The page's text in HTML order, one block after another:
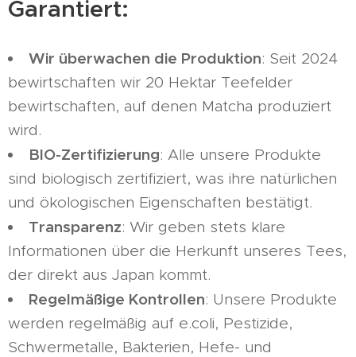
Garantiert:
Wir überwachen die Produktion: Seit 2024
bewirtschaften wir 20 Hektar Teefelder
bewirtschaften, auf denen Matcha produziert
wird.
BIO-Zertifizierung: Alle unsere Produkte
sind biologisch zertifiziert, was ihre natürlichen
und ökologischen Eigenschaften bestätigt.
Transparenz: Wir geben stets klare
Informationen über die Herkunft unseres Tees,
der direkt aus Japan kommt.
Regelmäßige Kontrollen: Unsere Produkte
werden regelmäßig auf e.coli, Pestizide,
Schwermetalle, Bakterien, Hefe- und